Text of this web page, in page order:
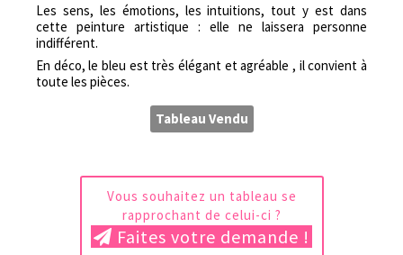
Les sens, les émotions, les intuitions, tout y est dans
cette peinture artistique : elle ne laissera personne
indifférent.
En déco, le bleu est très élégant et agréable , il convient à
toute les pièces.
Tableau Vendu
Vous souhaitez un tableau se
rapprochant de celui-ci ?
Faites votre demande !